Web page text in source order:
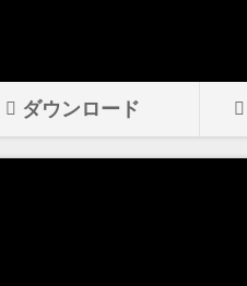
ダウンロード